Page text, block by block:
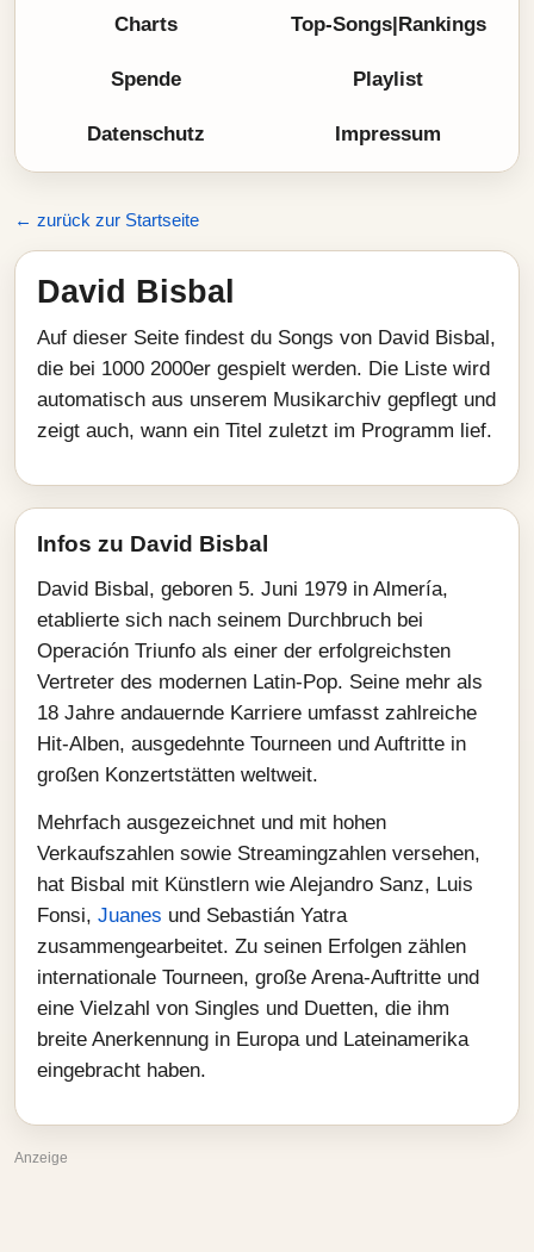
Charts Top-Songs|Rankings
Spende Playlist
Datenschutz Impressum
← zurück zur Startseite
David Bisbal
Auf dieser Seite findest du Songs von David Bisbal,
die bei 1000 2000er gespielt werden. Die Liste wird
automatisch aus unserem Musikarchiv gepflegt und
zeigt auch, wann ein Titel zuletzt im Programm lief.
Infos zu David Bisbal
David Bisbal, geboren 5. Juni 1979 in Almería,
etablierte sich nach seinem Durchbruch bei
Operación Triunfo als einer der erfolgreichsten
Vertreter des modernen Latin-Pop. Seine mehr als
18 Jahre andauernde Karriere umfasst zahlreiche
Hit-Alben, ausgedehnte Tourneen und Auftritte in
großen Konzertstätten weltweit.
Mehrfach ausgezeichnet und mit hohen
Verkaufszahlen sowie Streamingzahlen versehen,
hat Bisbal mit Künstlern wie Alejandro Sanz, Luis
Fonsi, Juanes und Sebastián Yatra
zusammengearbeitet. Zu seinen Erfolgen zählen
internationale Tourneen, große Arena-Auftritte und
eine Vielzahl von Singles und Duetten, die ihm
breite Anerkennung in Europa und Lateinamerika
eingebracht haben.
Anzeige